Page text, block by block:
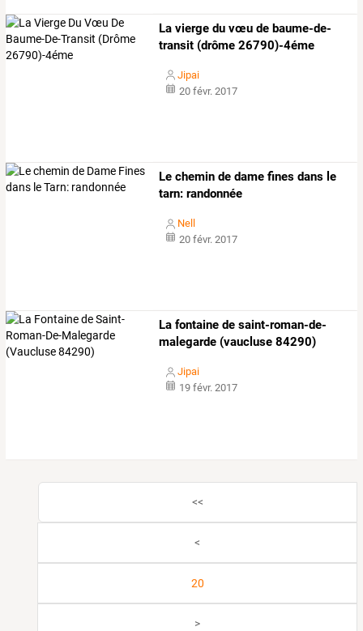
La vierge du vœu de baume-de-
transit (drôme 26790)-4éme
Jipai
20 févr. 2017
Le chemin de dame fines dans le
tarn: randonnée
Nell
20 févr. 2017
La fontaine de saint-roman-de-
malegarde (vaucluse 84290)
Jipai
19 févr. 2017
<<
<
20
>